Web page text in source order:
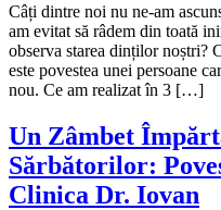
Câți dintre noi nu ne-am
am evitat să râdem din toată
observa starea dinților noștri?
este povestea unei persoane
nou. Ce am realizat în 3 […]
Un Zâmbet
Sărbătorilor:
Clinica Dr. Iovan